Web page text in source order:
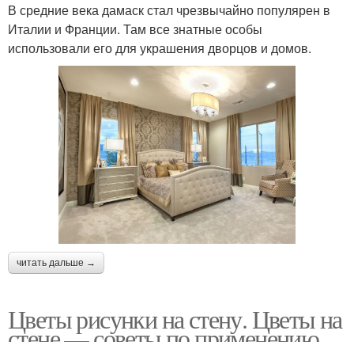
В средние века дамаск стал чрезвычайно популярен в
Италии и Франции. Там все знатные особы
использовали его для украшения дворцов и домов.
читать дальше →
Цветы рисунки на стену. Цветы на